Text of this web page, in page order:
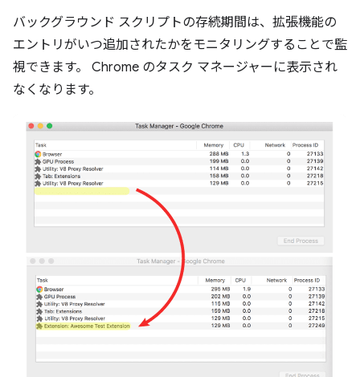
バックグラウンド スクリプトの存続期間は、拡張機能の
エントリがいつ追加されたかをモニタリングすることで監
視できます。 Chrome のタスク マネージャーに表示され
なくなります。